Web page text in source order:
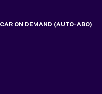
CAR ON DEMAND (AUTO-ABO)